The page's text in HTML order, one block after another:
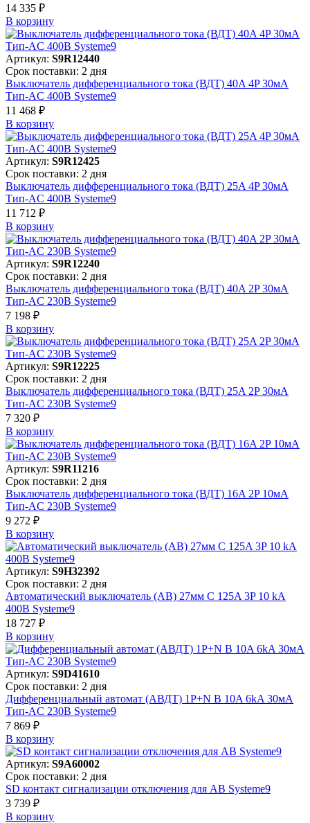
14 335 ₽
В корзинy
Артикул: S9R12440
Срок поставки: 2 дня
Выключатель дифференциального тока (ВДТ) 40A 4P 30мА
Тип-AC 400В Systeme9
11 468 ₽
В корзинy
Артикул: S9R12425
Срок поставки: 2 дня
Выключатель дифференциального тока (ВДТ) 25A 4P 30мА
Тип-AC 400В Systeme9
11 712 ₽
В корзинy
Артикул: S9R12240
Срок поставки: 2 дня
Выключатель дифференциального тока (ВДТ) 40A 2P 30мА
Тип-AC 230В Systeme9
7 198 ₽
В корзинy
Артикул: S9R12225
Срок поставки: 2 дня
Выключатель дифференциального тока (ВДТ) 25A 2P 30мА
Тип-AC 230В Systeme9
7 320 ₽
В корзинy
Артикул: S9R11216
Срок поставки: 2 дня
Выключатель дифференциального тока (ВДТ) 16A 2P 10мА
Тип-AC 230В Systeme9
9 272 ₽
В корзинy
Артикул: S9H32392
Срок поставки: 2 дня
Автоматический выключатель (АВ) 27мм C 125A 3P 10 kA
400В Systeme9
18 727 ₽
В корзинy
Артикул: S9D41610
Срок поставки: 2 дня
Дифференциальный автомат (АВДТ) 1P+N B 10A 6kA 30мА
Тип-AC 230В Systeme9
7 869 ₽
В корзинy
Артикул: S9A60002
Срок поставки: 2 дня
SD контакт сигнализации отключения для АВ Systeme9
3 739 ₽
В корзинy